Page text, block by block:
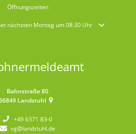
Öffnungszeiten
Öffnungs- oder Schließzeiten auszublenden
nächsten Montag um 08:30 Uhr
Bahnstraße 80
Landstuhl
+49 6371 83-0
vg@landstuhl.de